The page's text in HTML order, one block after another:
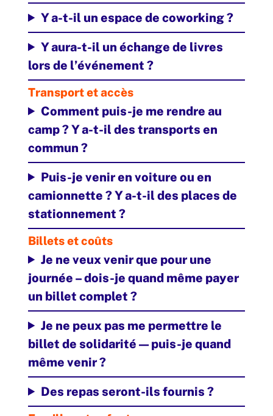
Y a-t-il un espace de coworking ?
Y aura-t-il un échange de livres
lors de l’événement ?
Transport et accès
Comment puis-je me rendre au
camp ? Y a-t-il des transports en
commun ?
Puis-je venir en voiture ou en
camionnette ? Y a-t-il des places de
stationnement ?
Billets et coûts
Je ne veux venir que pour une
journée – dois-je quand même payer
un billet complet ?
Je ne peux pas me permettre le
billet de solidarité — puis-je quand
même venir ?
Des repas seront-ils fournis ?